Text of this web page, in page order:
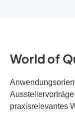
World of
praxisrelevantes